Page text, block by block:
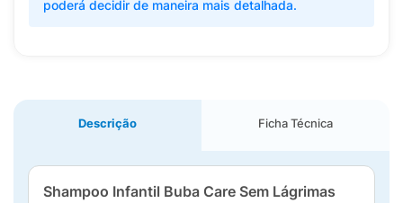
poderá decidir de maneira mais detalhada.
Descrição Ficha Técnica
Shampoo Infantil Buba Care Sem Lágrimas